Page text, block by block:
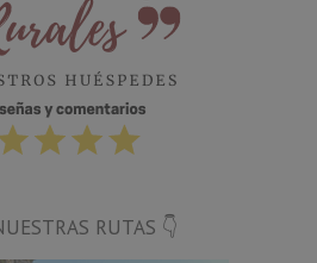
RUTAS 👇